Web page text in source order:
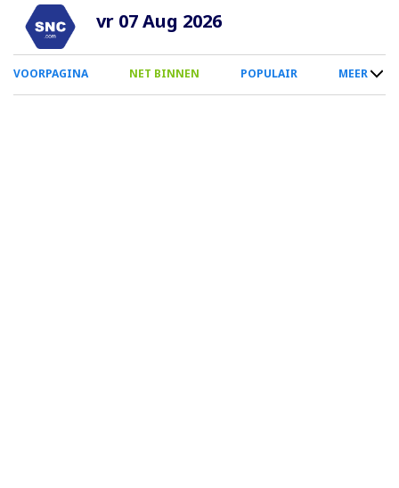
Overslaan
naar
inhoud
vr 07 Aug 2026
0
Smartphone
VOORPAGINA NET BINNEN POPULAIR MEER